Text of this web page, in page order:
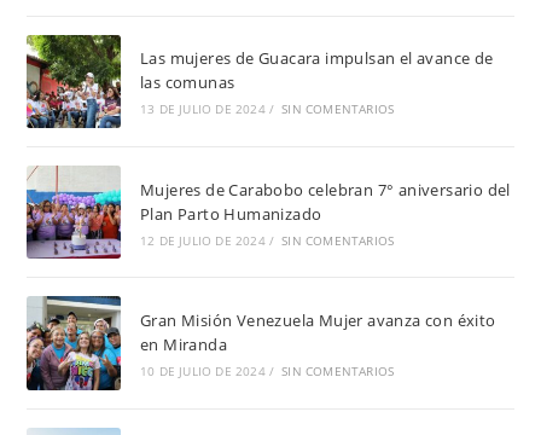
Las mujeres de Guacara impulsan el avance de
las comunas
13 DE JULIO DE 2024 / SIN COMENTARIOS
Mujeres de Carabobo celebran 7° aniversario del
Plan Parto Humanizado
12 DE JULIO DE 2024 / SIN COMENTARIOS
Gran Misión Venezuela Mujer avanza con éxito
en Miranda
10 DE JULIO DE 2024 / SIN COMENTARIOS